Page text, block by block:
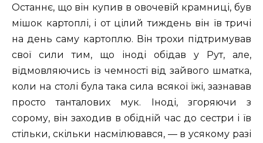
Останнє, що він купив в овочевій крамниці, був
мішок картоплі, і от цілий тиждень він їв тричі
на день саму картоплю. Він трохи підтримував
свої сили тим, що іноді обідав у Рут, але,
відмовляючись із чемності від зайвого шматка,
коли на столі була така сила всякої їжі, зазнавав
просто танталових мук. Іноді, згоряючи з
сорому, він заходив в обідній час до сестри і їв
стільки, скільки насмілювався, — в усякому разі